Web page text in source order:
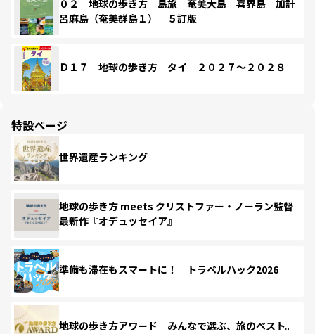
０２ 地球の歩き方 島旅 奄美大島 喜界島 加計
呂麻島（奄美群島１） ５訂版
Ｄ１７ 地球の歩き方 タイ ２０２７～２０２８
特設ページ
世界遺産ランキング
地球の歩き方 meets クリストファー・ノーラン監督
最新作『オデュッセイア』
準備も滞在もスマートに！ トラベルハック2026
地球の歩き方アワード みんなで選ぶ、旅のベスト。